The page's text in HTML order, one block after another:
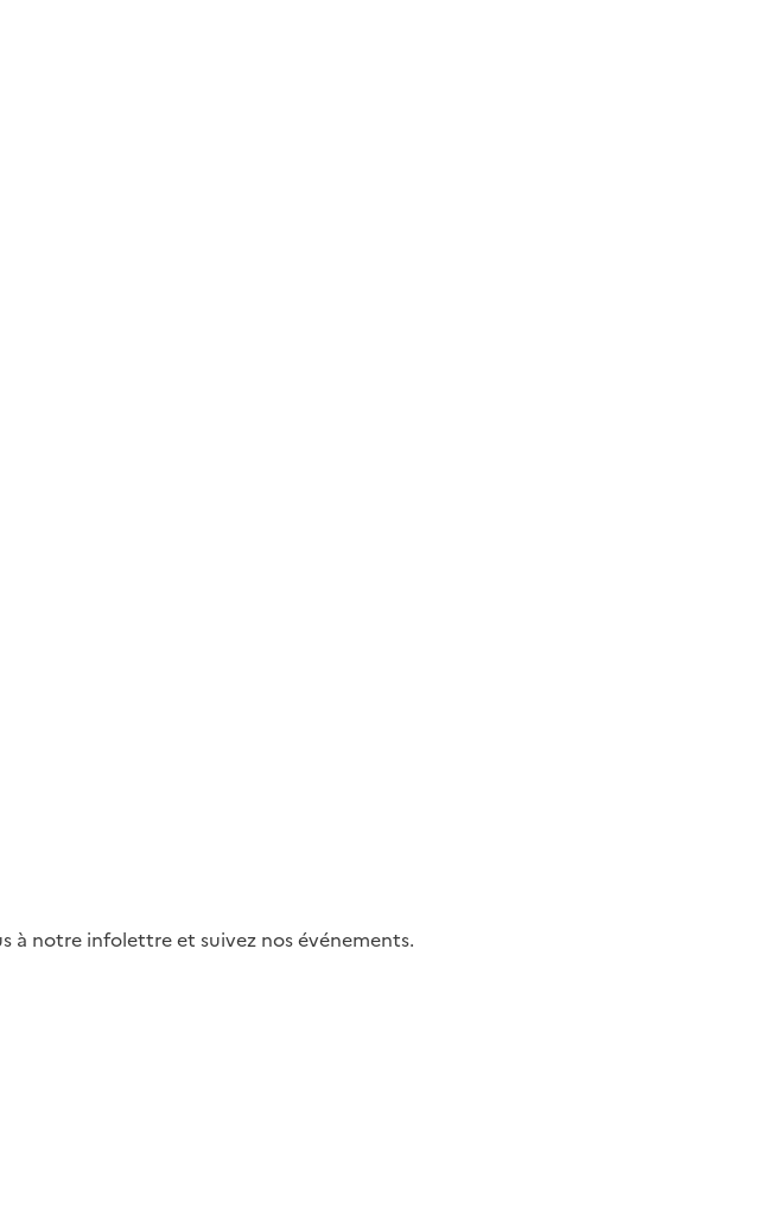
à notre infolettre et suivez nos événements.